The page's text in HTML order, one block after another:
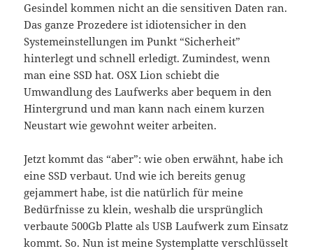
Gesindel kommen nicht an die sensitiven Daten ran.
Das ganze Prozedere ist idiotensicher in den
Systemeinstellungen im Punkt “Sicherheit”
hinterlegt und schnell erledigt. Zumindest, wenn
man eine SSD hat. OSX Lion schiebt die
Umwandlung des Laufwerks aber bequem in den
Hintergrund und man kann nach einem kurzen
Neustart wie gewohnt weiter arbeiten.
Jetzt kommt das “aber”: wie oben erwähnt, habe ich
eine SSD verbaut. Und wie ich bereits genug
gejammert habe, ist die natürlich für meine
Bedürfnisse zu klein, weshalb die ursprünglich
verbaute 500Gb Platte als USB Laufwerk zum Einsatz
kommt. So. Nun ist meine Systemplatte verschlüsselt